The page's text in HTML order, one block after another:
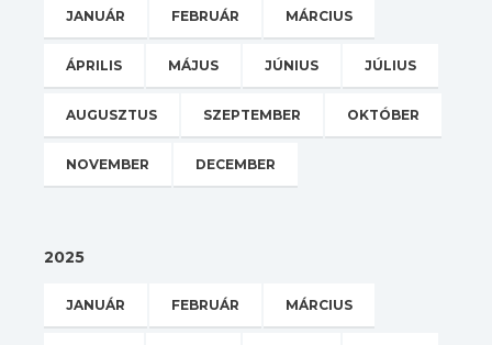
JANUÁR FEBRUÁR MÁRCIUS
ÁPRILIS MÁJUS JÚNIUS JÚLIUS
AUGUSZTUS SZEPTEMBER OKTÓBER
NOVEMBER DECEMBER
2025
JANUÁR FEBRUÁR MÁRCIUS